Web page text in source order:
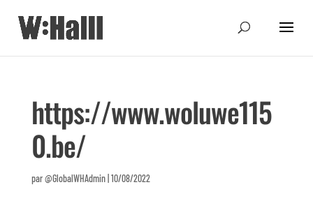
https://www.woluwe115
0.be/
par@GlobalWHAdmin| 10/08/2022